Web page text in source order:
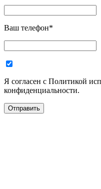
Ваш телефон*
Я согласен с Политикой
конфиденциальности.